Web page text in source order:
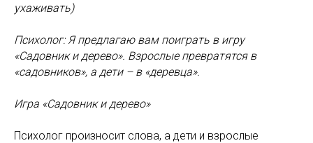
ухаживать)
Психолог: Я предлагаю вам поиграть в игру
«Садовник и дерево». Взрослые превратятся в
«садовников», а дети – в «деревца».
Игра «Садовник и дерево»
Психолог произносит слова, а дети и взрослые